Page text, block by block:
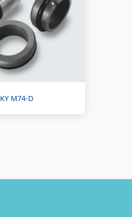
KY M74-D